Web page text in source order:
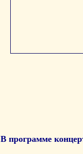
В программе